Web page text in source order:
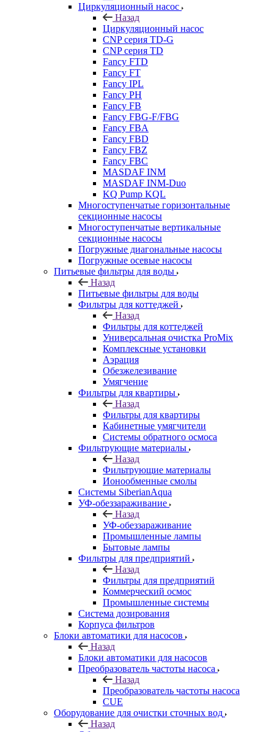
Циркуляционный насос
Назад
Циркуляционный насос
CNP серия TD-G
CNP серия TD
Fancy FTD
Fancy FT
Fancy IPL
Fancy PH
Fancy FB
Fancy FBG-F/FBG
Fancy FBA
Fancy FBD
Fancy FBZ
Fancy FBC
MASDAF INM
MASDAF INM-Duo
KQ Pump KQL
Многоступенчатые горизонтальные
секционные насосы
Многоступенчатые вертикальные
секционные насосы
Погружные диагональные насосы
Погружные осевые насосы
Питьевые фильтры для воды
Назад
Питьевые фильтры для воды
Фильтры для коттеджей
Назад
Фильтры для коттеджей
Универсальная очистка ProMix
Комплексные установки
Аэрация
Обезжелезивание
Умягчение
Фильтры для квартиры
Назад
Фильтры для квартиры
Кабинетные умягчители
Системы обратного осмоса
Фильтрующие материалы
Назад
Фильтрующие материалы
Ионообменные смолы
Системы SiberianAqua
УФ-обеззараживание
Назад
УФ-обеззараживание
Промышленные лампы
Бытовые лампы
Фильтры для предприятий
Назад
Фильтры для предприятий
Коммерческий осмос
Промышленные системы
Система дозирования
Корпуса фильтров
Блоки автоматики для насосов
Назад
Блоки автоматики для насосов
Преобразователь частоты насоса
Назад
Преобразователь частоты насоса
CUE
Оборудование для очистки сточных вод
Назад